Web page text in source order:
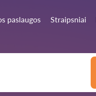
paslaugos Straipsniai